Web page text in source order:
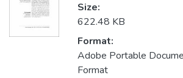
Size:
622.48 KB
Format:
Adobe Portable
Format